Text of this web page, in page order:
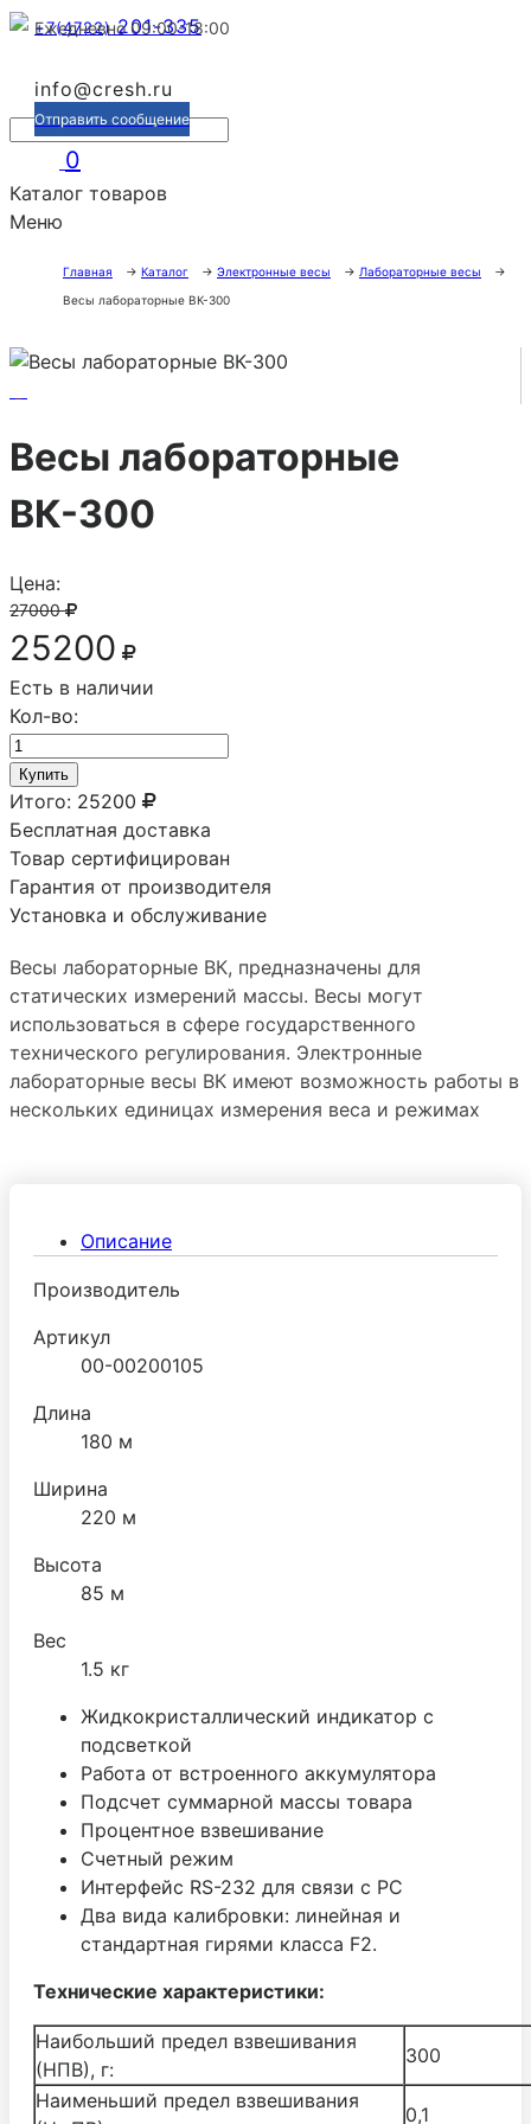
+7(4722)201-335
Ежедневно 09:00-18:00
info@cresh.ru
Отправить сообщение
0
Каталог товаров
Меню
Главная → Каталог → Электронные весы → Лабораторные весы
→
Весы лабораторные ВК-300
Весы лабораторные
ВК-300
Цена:
27000
25200
Есть в наличии
Кол-во:
Купить
Итого: 25200
Бесплатная доставка
Товар сертифицирован
Гарантия от производителя
Установка и обслуживание
Весы лабораторные ВК, предназначены для
статических измерений массы. Весы могут
использоваться в сфере государственного
технического регулирования. Электронные
лабораторные весы ВК имеют возможность работы в
нескольких единицах измерения веса и режимах
Описание
Производитель
Артикул
00-00200105
Длина
180 м
Ширина
220 м
Высота
85 м
Вес
1.5 кг
Жидкокристаллический индикатор с
подсветкой
Работа от встроенного аккумулятора
Подсчет суммарной массы товара
Процентное взвешивание
Счетный режим
Интерфейс RS-232 для связи с PC
Два вида калибровки: линейная и
стандартная гирями класса F2.
Технические характеристики:
Наибольший предел взвешивания
(НПВ), г:
300
Наименьший предел взвешивания
0,1